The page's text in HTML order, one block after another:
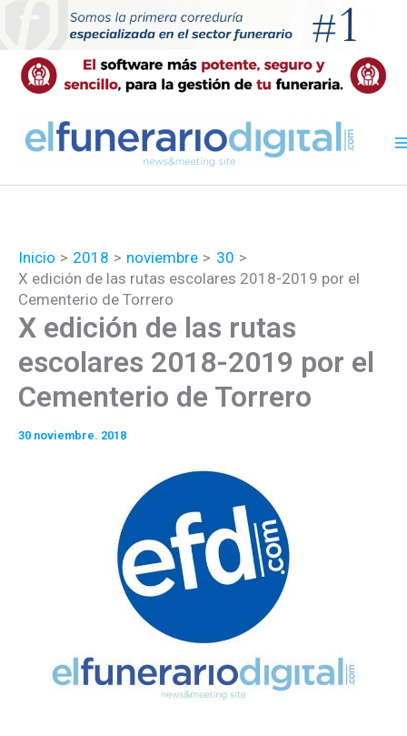
contenido
Inicio 2018 noviembre
30
X edición de las rutas escolares 2018-2019 por el
Cementerio de Torrero
X edición de las rutas
escolares 2018-2019 por el
Cementerio de Torrero
30 noviembre. 2018